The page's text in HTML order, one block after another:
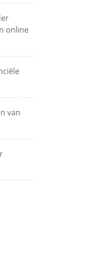
online
van